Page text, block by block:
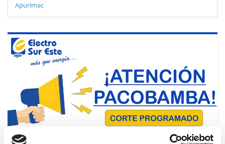
Apurimac